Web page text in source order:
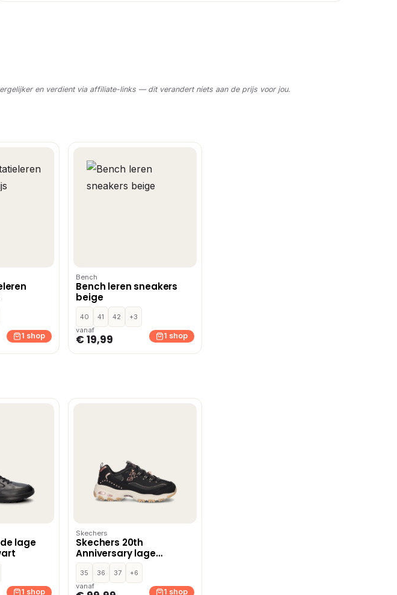
en verdient via affiliate-links — dit verandert niets aan de prijs voor jou.
1 shop
Bench
Bench leren sneakers
beige
40 41 42
+3
vanaf
€ 19,99 1 shop
lage
1 shop
Skechers
Skechers 20th
Anniversary lage
sneakers – Zwart
35 36 37
+6
vanaf
1 shop